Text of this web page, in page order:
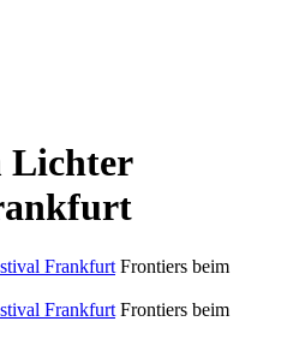
Lichter
Frontiers beim
Frontiers beim